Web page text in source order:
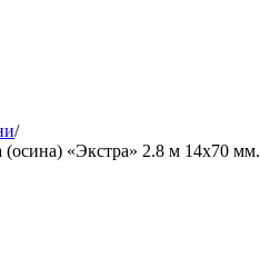
/
«Экстра» 2.8 м 14х70 мм.